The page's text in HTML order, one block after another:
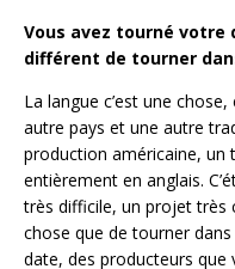
Vous avez tourné votre
différent de tourner
La langue c’est une
autre pays et une autre
production américaine, un
entièrement en anglais.
très difficile, un projet très
chose que de tourner
date, des producteurs que